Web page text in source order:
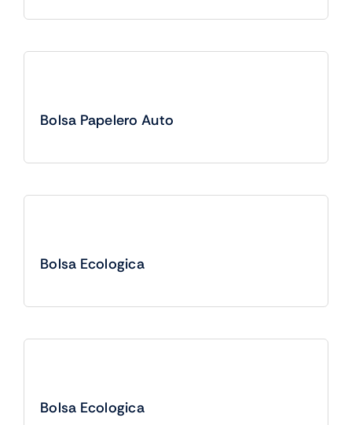
Bolsa Papelero Auto
Bolsa Ecologica
Bolsa Ecologica